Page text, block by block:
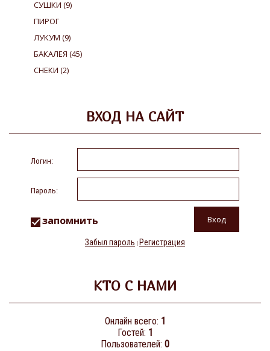
СУШКИ (9)
ПИРОГ
ЛУКУМ (9)
БАКАЛЕЯ (45)
СНЕКИ (2)
ВХОД НА САЙТ
Логин:
Пароль:
запомнить
Забыл пароль | Регистрация
КТО С НАМИ
Онлайн всего: 1
Гостей: 1
Пользователей: 0